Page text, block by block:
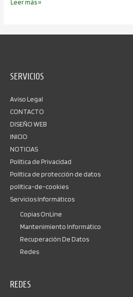
Leer más »
SERVICIOS
Aviso Legal
CONTACTO
DISEÑO WEB
INICIO
NOTICIAS
Política de Privacidad
Política de protección de datos
política-de-cookies
Servicios Informáticos
Copias OnLine
Mantenimiento Informático
Recuperación De Datos
Redes
REDES